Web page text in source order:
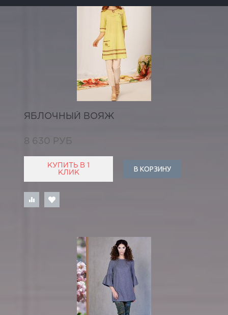
ЯБЛОЧНЫЙ ВОЯЖ
8 630 РУБ
КУПИТЬ В 1
КЛИК
В КОРЗИНУ